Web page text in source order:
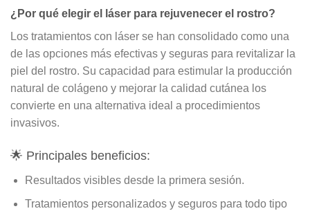
¿Por qué elegir el láser para rejuvenecer el rostro?
Los tratamientos con láser se han consolidado como una
de las opciones más efectivas y seguras para revitalizar la
piel del rostro. Su capacidad para estimular la producción
natural de colágeno y mejorar la calidad cutánea los
convierte en una alternativa ideal a procedimientos
invasivos.
🌟 Principales beneficios:
Resultados visibles desde la primera sesión.
Tratamientos personalizados y seguros para todo tipo